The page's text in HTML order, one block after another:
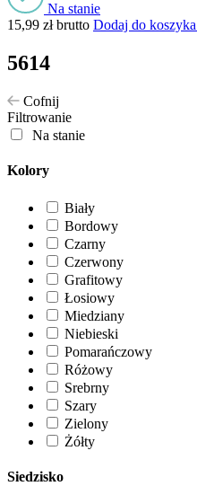
Na stanie
15,99 zł brutto Dodaj do koszyka
5614
Cofnij
Filtrowanie
Na stanie
Kolory
Biały
Bordowy
Czarny
Czerwony
Grafitowy
Łosiowy
Miedziany
Niebieski
Pomarańczowy
Różowy
Srebrny
Szary
Zielony
Żółty
Siedzisko